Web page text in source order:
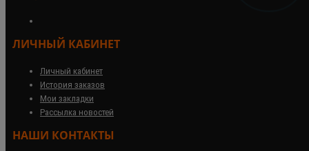
ЛИЧНЫЙ КАБИНЕТ
Личный кабинет
История заказов
Мои закладки
Рассылка новостей
НАШИ КОНТАКТЫ